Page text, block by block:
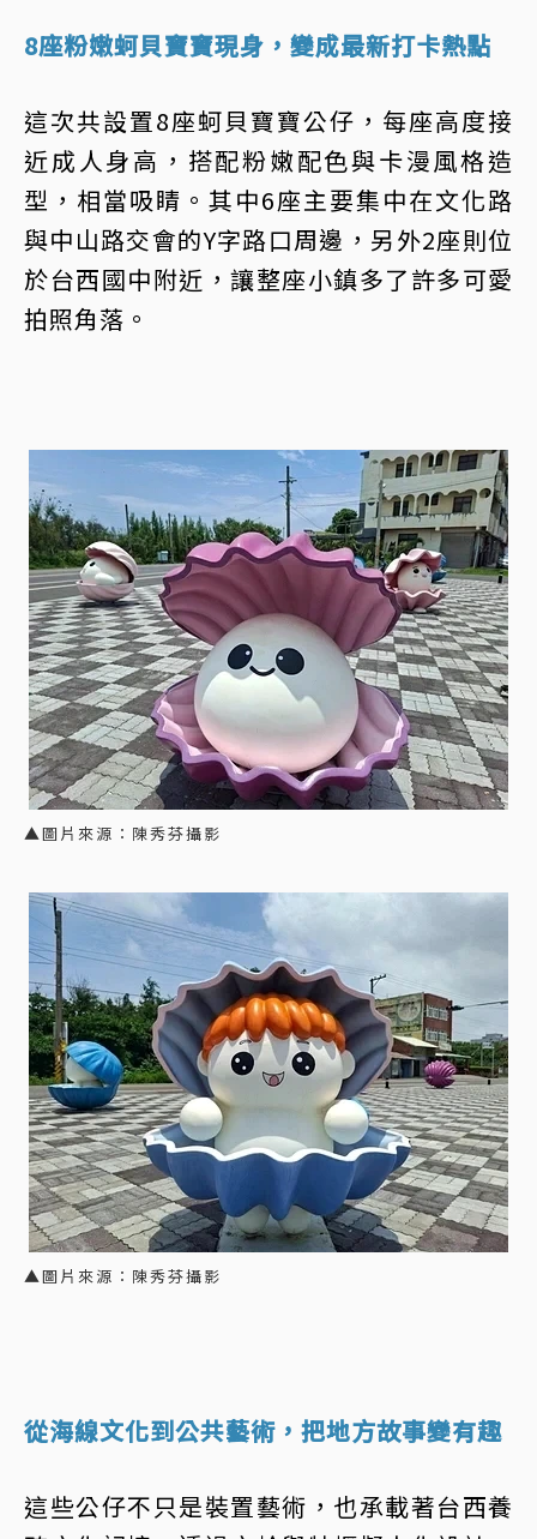
8座粉嫩蚵貝寶寶現身，變成最新打卡熱點
這次共設置8座蚵貝寶寶公仔，每座高度接
近成人身高，搭配粉嫩配色與卡漫風格造
型，相當吸睛。其中6座主要集中在文化路
與中山路交會的Y字路口周邊，另外2座則位
於台西國中附近，讓整座小鎮多了許多可愛
拍照角落。
▲圖片來源：陳秀芬攝影
▲圖片來源：陳秀芬攝影
從海線文化到公共藝術，把地方故事變有趣
這些公仔不只是裝置藝術，也承載著台西養